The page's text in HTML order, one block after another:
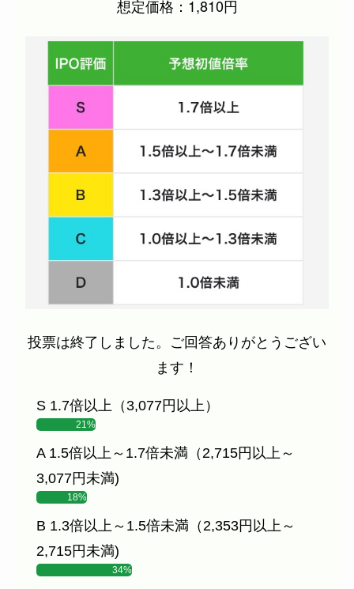
想定価格： 1,810円
投票は終了しました。ご回答ありがとうござい
ます！
S 1.7倍以上（3,077円以上）
21%
A 1.5倍以上～1.7倍未満（2,715円以上～
3,077円未満)
18%
B 1.3倍以上～1.5倍未満（2,353円以上～
2,715円未満)
34%